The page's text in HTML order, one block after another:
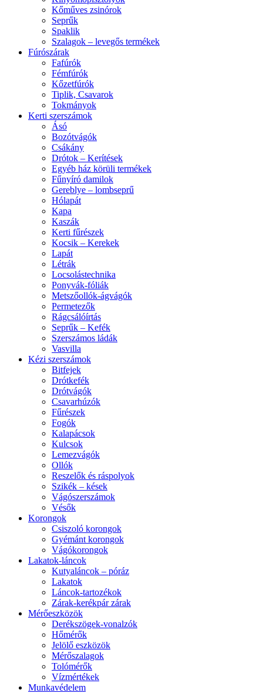
Kőműves zsinórok
Seprűk
Spaklik
Szalagok – levegős termékek
Fúrószárak
Fafúrók
Fémfúrók
Kőzetfúrók
Tiplik, Csavarok
Tokmányok
Kerti szerszámok
Ásó
Bozótvágók
Csákány
Drótok – Kerítések
Egyéb ház körüli termékek
Fűnyíró damilok
Gereblye – lombseprű
Hólapát
Kapa
Kaszák
Kerti fűrészek
Kocsik – Kerekek
Lapát
Létrák
Locsolástechnika
Ponyvák-fóliák
Metszőollók-ágvágók
Permetezők
Rágcsálóírtás
Seprűk – Kefék
Szerszámos ládák
Vasvilla
Kézi szerszámok
Bitfejek
Drótkefék
Drótvágók
Csavarhúzók
Fűrészek
Fogók
Kalapácsok
Kulcsok
Lemezvágók
Ollók
Reszelők és ráspolyok
Szikék – kések
Vágószerszámok
Vésők
Korongok
Csiszoló korongok
Gyémánt korongok
Vágókorongok
Lakatok-láncok
Kutyaláncok – póráz
Lakatok
Láncok-tartozékok
Zárak-kerékpár zárak
Mérőeszközök
Derékszögek-vonalzók
Hőmérők
Jelölő eszközök
Mérőszalagok
Tolómérők
Vízmértékek
Munkavédelem